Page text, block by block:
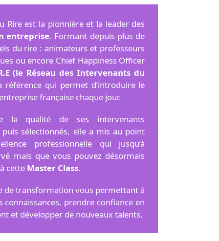
Rire est la pionnière et la leader des
entreprise. Formant depuis plus de
du rire : animateurs et professeurs
ou encore Chief Happiness Officer
(le Réseau des Intervenants du
référence qui permet d’introduire le
française chaque jour.
la qualité de ses intervenants
sélectionnés, elle a mis au point
professionnelle qui jusqu’à
mais que vous pouvez désormais
cette Master Class.
de transformation vous permettant à
connaissances, prendre confiance en
et développer de nouveaux talents.